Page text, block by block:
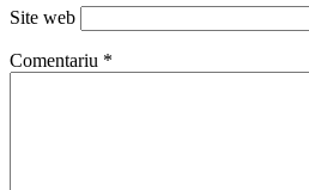
Site web
Comentariu *